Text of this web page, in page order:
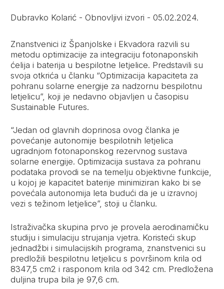
Dubravko Kolarić - Obnovljivi izvori -05.02.2024.
Znanstvenici iz Španjolske i Ekvadora razvili su
metodu optimizacije za integraciju fotonaponskih
ćelija i baterija u bespilotne letjelice. Predstavili su
svoja otkrića u članku “Optimizacija kapaciteta za
pohranu solarne energije za nadzornu bespilotnu
letjelicu”, koji je nedavno objavljen u časopisu
Sustainable Futures.
“Jedan od glavnih doprinosa ovog članka je
povećanje autonomije bespilotnih letjelica
ugradnjom fotonaponskog rezervnog sustava
solarne energije. Optimizacija sustava za pohranu
podataka provodi se na temelju objektivne funkcije,
u kojoj je kapacitet baterije minimiziran kako bi se
povećala autonomija leta budući da je u izravnoj
vezi s težinom letjelice”, stoji u članku.
Istraživačka skupina prvo je provela aerodinamičku
studiju i simulaciju strujanja vjetra. Koristeći skup
jednadžbi i simulacijskih programa, znanstvenici su
predložili bespilotnu letjelicu s površinom krila od
8347,5 cm2 i rasponom krila od 342 cm. Predložena
duljina trupa bila je 97,6 cm.